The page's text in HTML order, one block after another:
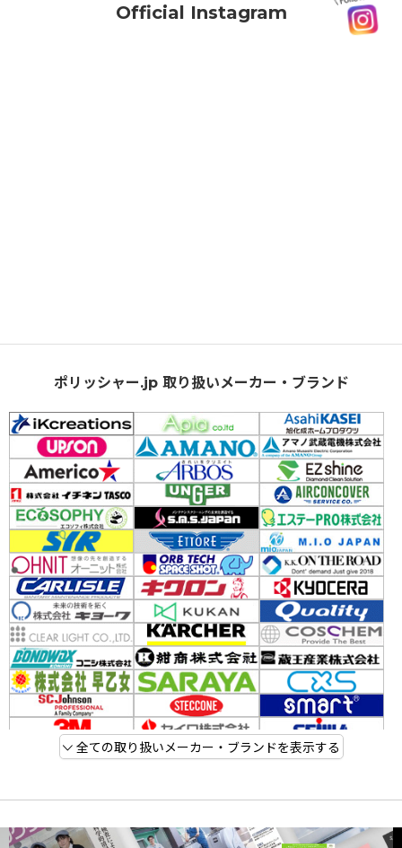
Official Instagram
ポリッシャー.jp 取り扱いメーカー・ブランド
全ての取り扱いメーカー・ブランドを表示する